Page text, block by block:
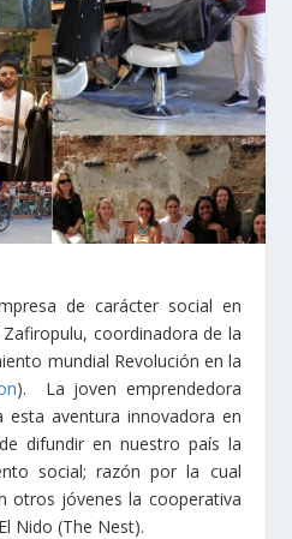
de carácter social en
coordinadora de la
mundial Revolución en la
). La joven emprendedora
esta aventura innovadora en
difundir en nuestro país la
social; razón por la cual
otros jóvenes la cooperativa
Nido (The Nest).